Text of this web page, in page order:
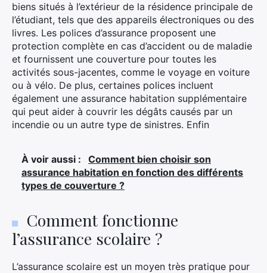
biens situés à l’extérieur de la résidence principale de
l’étudiant, tels que des appareils électroniques ou des
livres. Les polices d’assurance proposent une
protection complète en cas d’accident ou de maladie
et fournissent une couverture pour toutes les
activités sous-jacentes, comme le voyage en voiture
ou à vélo. De plus, certaines polices incluent
également une assurance habitation supplémentaire
qui peut aider à couvrir les dégâts causés par un
incendie ou un autre type de sinistres. Enfin
À voir aussi :
Comment bien choisir son
assurance habitation en fonction des différents
types de couverture ?
Comment fonctionne
l’assurance scolaire ?
L’assurance scolaire est un moyen très pratique pour